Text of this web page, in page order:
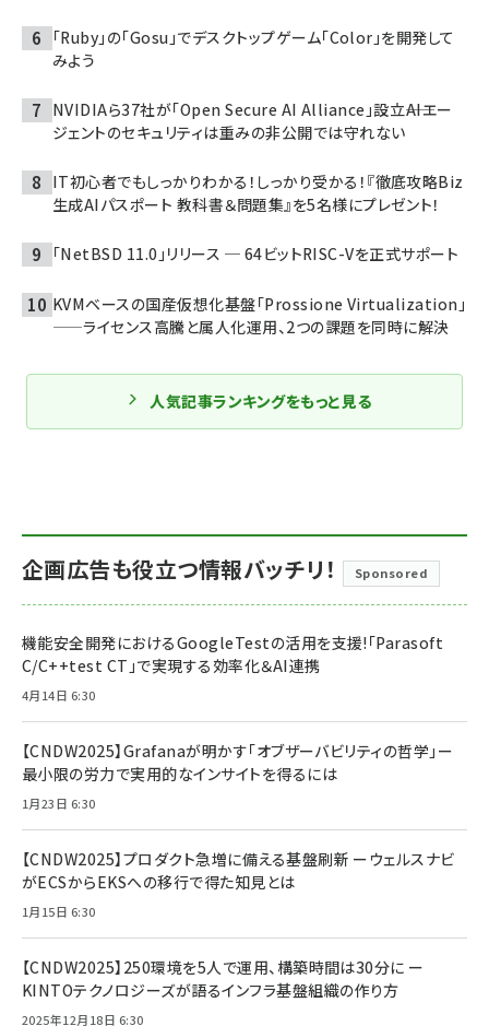
「Ruby」の「Gosu」でデスクトップゲーム「Color」を開発して
みよう
NVIDIAら37社が「Open Secure AI Alliance」設立――AIエー
ジェントのセキュリティは重みの非公開では守れない
IT初心者でもしっかりわかる！しっかり受かる！『徹底攻略Biz
生成AIパスポート 教科書＆問題集』を5名様にプレゼント！
「NetBSD 11.0」リリース ─ 64ビットRISC-Vを正式サポート
KVMベースの国産仮想化基盤「Prossione Virtualization」
——ライセンス高騰と属人化運用、2つの課題を同時に解決
人気記事ランキングをもっと見る
企画広告も役立つ情報バッチリ！ Sponsored
機能安全開発におけるGoogleTestの活用を支援!「Parasoft
C/C++test CT」で実現する効率化＆AI連携
4月14日 6:30
【CNDW2025】Grafanaが明かす「オブザーバビリティの哲学」ー
最小限の労力で実用的なインサイトを得るには
1月23日 6:30
【CNDW2025】プロダクト急増に備える基盤刷新 ーウェルスナビ
がECSからEKSへの移行で得た知見とは
1月15日 6:30
【CNDW2025】250環境を5人で運用、構築時間は30分に ー
KINTOテクノロジーズが語るインフラ基盤組織の作り方
2025年12月18日 6:30